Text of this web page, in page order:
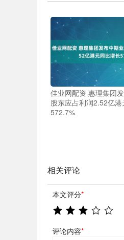
佳业网配资 惠理集团
股东应占利润2.52亿
572.7%
相关评论
本文评分*
评论内容*